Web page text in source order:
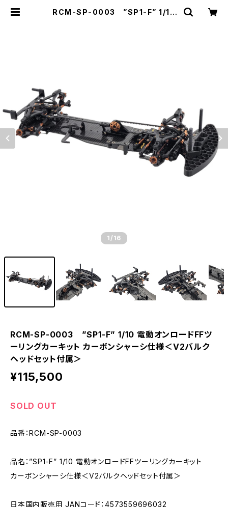
RCM-SP-0003 ”SP1-F” 1/10
1 /16
RCM-SP-0003 ”SP1-F” 1/10 電動オンロードFFツ
ーリングカーキット カーボンシャーシ仕様＜V2バルク
ヘッドセット付属＞
¥115,500
SOLD OUT
品番：RCM-SP-0003
品名：”SP1-F” 1/10 電動オンロードFFツーリングカーキット
カーボンシャーシ仕様＜V2バルクヘッドセット付属＞
日本国内販売用 JANコード：4573559696032